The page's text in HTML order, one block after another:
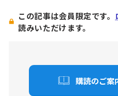
この記事は会員限定です。
読みいただけます。
購読のご案